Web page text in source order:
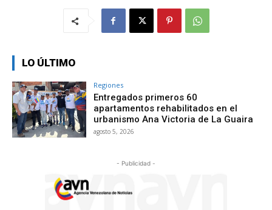
LO ÚLTIMO
Regiones
Entregados primeros 60
apartamentos rehabilitados en el
urbanismo Ana Victoria de La Guaira
agosto 5, 2026
- Publicidad -